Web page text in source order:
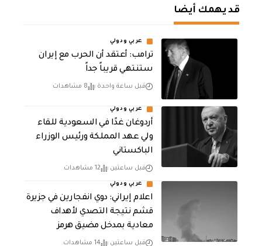
قد يهمك أيضا
عربي ودولي
‏ترامب: أعتقد أن الحرب مع إيران
ستنتهي قريباً جداً
قبل ساعة واحدة 8 مشاهدات
عربي ودولي
أردوغان غدًا في السعودية للقاء
ولي عهد المملكة ورئيس الوزراء
الباكستاني
قبل ساعتين 12 مشاهدات
عربي ودولي
اعلام إيراني: دوي انفجارين في جزيرة
قشم نتيجة التصدي لأهداف
معادية بمدخل مضيق هرمز
قبل ساعتين 14 مشاهدات